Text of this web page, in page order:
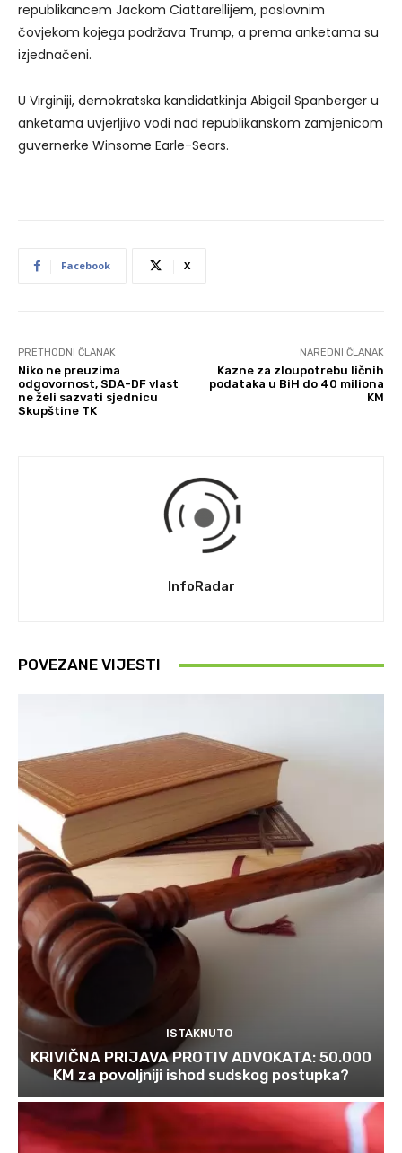
republikancem Jackom Ciattarellijem, poslovnim
čovjekom kojega podržava Trump, a prema anketama su
izjednačeni.
U Virginiji, demokratska kandidatkinja Abigail Spanberger u
anketama uvjerljivo vodi nad republikanskom zamjenicom
guvernerke Winsome Earle-Sears.
Facebook X
PRETHODNI ČLANAK
Niko ne preuzima
odgovornost, SDA-DF vlast
ne želi sazvati sjednicu
Skupštine TK
NAREDNI ČLANAK
Kazne za zloupotrebu ličnih
podataka u BiH do 40 miliona
KM
InfoRadar
POVEZANE VIJESTI
ISTAKNUTO
KRIVIČNA PRIJAVA PROTIV ADVOKATA: 50.000
KM za povoljniji ishod sudskog postupka?